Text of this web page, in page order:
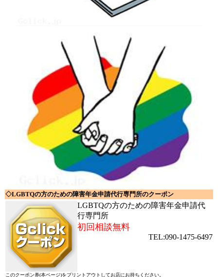
◇LGBTQの方のための障害年金申請代行専門所のクーポン
LGBTQの方のための障害年金申請代
行専門所
初回相談無料
TEL:090-1475-6497
このクーポン券(本ページ)をプリントアウトしてお店にお持ちください。